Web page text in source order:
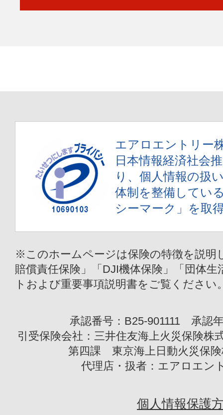
エアロエントリー
日本情報経済社会
り、個人情報の扱
体制を整備してい
シーマーク」を取
※このホームページは保険の特徴を説明
賠償責任保険」「DJI機体保険」「団体
トおよび重要事項説明書をご覧ください
承認番号：B25-901111 承認
引受保険会社：三井住友海上火災保険株
第四課 東京海上日動火災保険
代理店・扱者：エアロエン
個人情報保護